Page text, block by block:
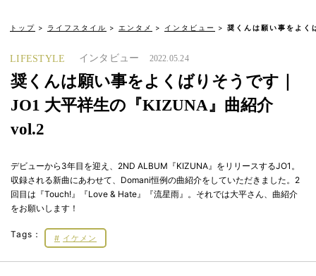
トップ ライフスタイル エンタメ インタビュー 奨くんは願い事をよ
LIFESTYLE インタビュー 2022.05.24
奨くんは願い事をよくばりそうです｜
JO1 大平祥生の『KIZUNA』曲紹介
vol.2
デビューから3年目を迎え、2ND ALBUM『KIZUNA』をリリースするJO1。
収録される新曲にあわせて、Domani恒例の曲紹介をしていただきました。2
回目は『Touch!』『Love & Hate』『流星雨』。それでは大平さん、曲紹介
をお願いします！
Tags： イケメン